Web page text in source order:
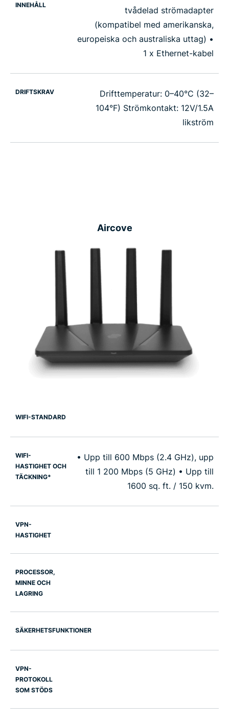
INNEHÅLL
tvådelad strömadapter
(kompatibel med amerikanska,
europeiska och australiska uttag) •
1 x Ethernet-kabel
DRIFTSKRAV
Drifttemperatur: 0–40°C (32–
104°F) Strömkontakt: 12V/1.5A
likström
Aircove
WIFI-STANDARD
WIFI-
HASTIGHET OCH
TÄCKNING*
• Upp till 600 Mbps (2.4 GHz), upp
till 1 200 Mbps (5 GHz) • Upp till
1600 sq. ft. / 150 kvm.
VPN-
HASTIGHET
PROCESSOR,
MINNE OCH
LAGRING
SÄKERHETSFUNKTIONER
VPN-
PROTOKOLL
SOM STÖDS